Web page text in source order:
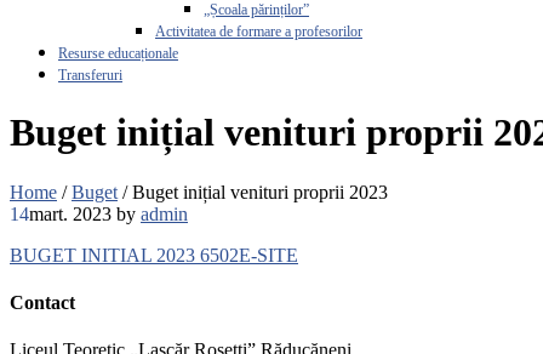
„Școala părinților”
Activitatea de formare a profesorilor
Resurse educaționale
Transferuri
Buget inițial venituri proprii
Home /Buget /Buget inițial venituri proprii 2023
14mart. 2023 by admin
BUGET INITIAL 2023 6502E-SITE
Contact